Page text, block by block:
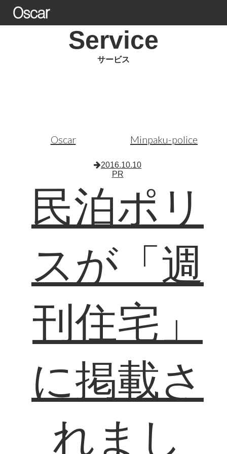
Service
サービス
Oscar Minpaku-police
2016.10.10
PR
民泊ポリ
スが「週
刊住宅」
に掲載さ
れまし